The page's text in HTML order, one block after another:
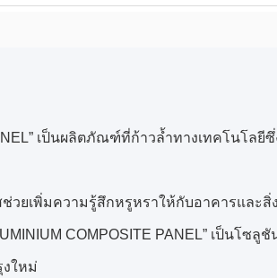
เป็นผลิตภัณฑ์ที่ก้าวล้ำทางเทคโนโ
วยเพิ่มความรู้สึกหรูหราให้กับอาคารและสิ่
COMPOSITE PANEL” เป็นโ
ใหม่